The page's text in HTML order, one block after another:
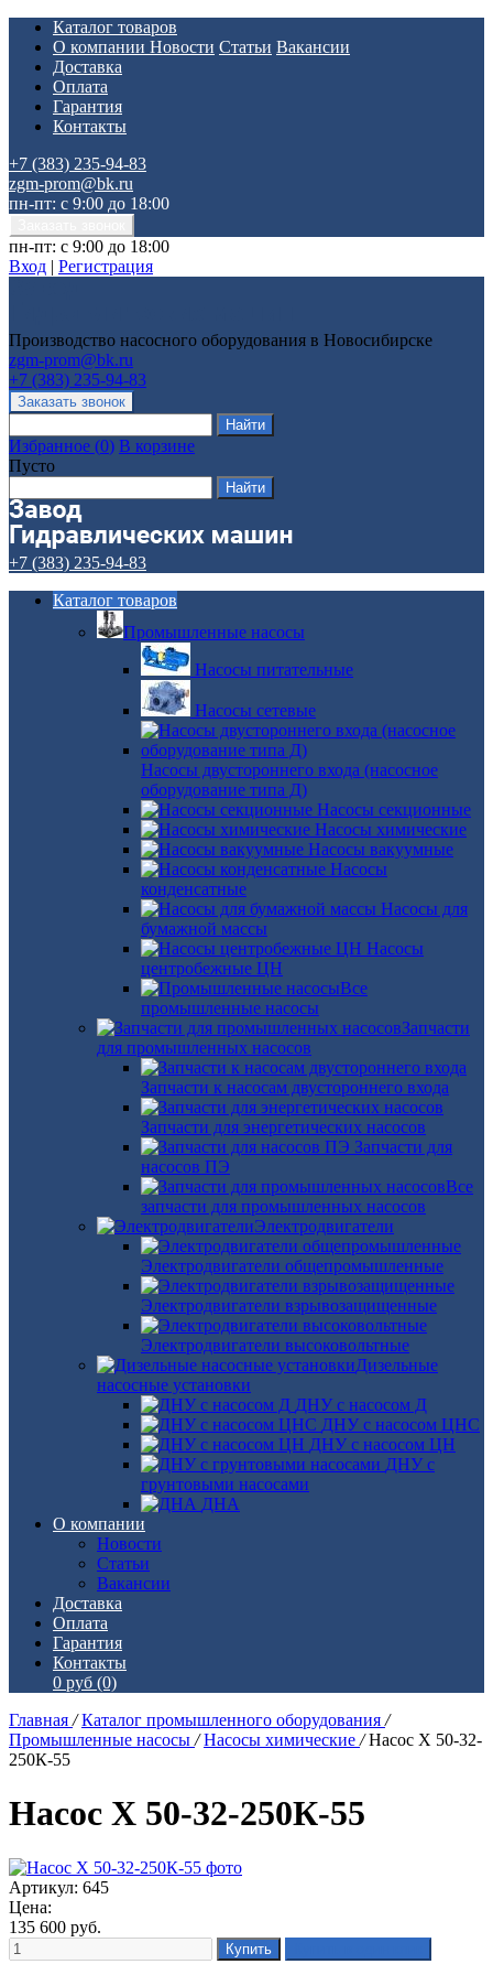
Каталог товаров
О компании Новости Статьи Вакансии
Доставка
Оплата
Гарантия
Контакты
+7 (383) 235-94-83
zgm-prom@bk.ru
пн-пт: с 9:00 до 18:00
пн-пт: с 9:00 до 18:00
Вход | Регистрация
Производство насосного оборудования в Новосибирске
zgm-prom@bk.ru
+7 (383) 235-94-83
Избранное (0) В корзине
Пусто
+7 (383) 235-94-83
Каталог товаров
Промышленные насосы
Насосы питательные
Насосы сетевые
Насосы двустороннего входа (насосное
оборудование типа Д)
Насосы секционные
Насосы химические
Насосы вакуумные
Насосы
конденсатные
Насосы для
бумажной массы
Насосы
центробежные ЦН
Все
промышленные насосы
Запчасти
для промышленных насосов
Запчасти к насосам двустороннего входа
Запчасти для энергетических насосов
Запчасти для
насосов ПЭ
Все
запчасти для промышленных насосов
Электродвигатели
Электродвигатели общепромышленные
Электродвигатели взрывозащищенные
Электродвигатели высоковольтные
Дизельные
насосные установки
ДНУ с насосом Д
ДНУ с насосом ЦНС
ДНУ с насосом ЦН
ДНУ с
грунтовыми насосами
ДНА
О компании
Новости
Статьи
Вакансии
Доставка
Оплата
Гарантия
Контакты
0 руб (0)
Главная / Каталог промышленного оборудования /
Промышленные насосы / Насосы химические / Насос Х 50-32-
250К-55
Насос Х 50-32-250К-55
Артикул: 645
Цена:
135 600 руб.